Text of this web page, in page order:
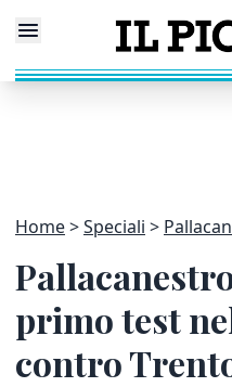
Home Speciali
primo test
contro